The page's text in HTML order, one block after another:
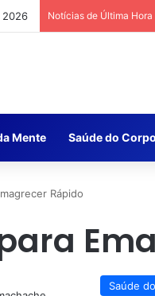
2026 Notícias de Última Hora
Mente Saúde do Corpo
Rápido
Saúde